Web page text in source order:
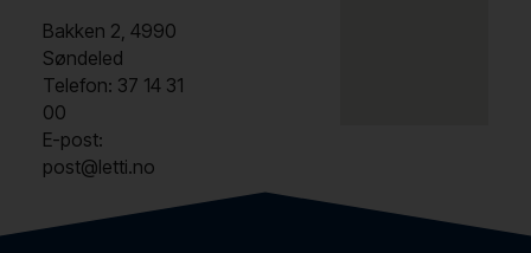
Bakken 2, 4990
Søndeled
Telefon: 37 14 31
00
E-post:
post@letti.no